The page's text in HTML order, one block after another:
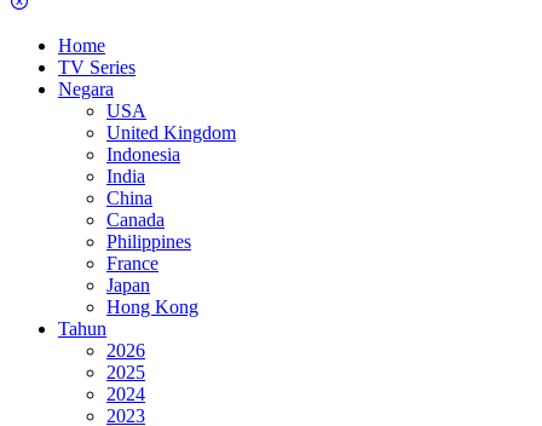
Home
TV Series
Negara
USA
United Kingdom
Indonesia
India
China
Canada
Philippines
France
Japan
Hong Kong
Tahun
2026
2025
2024
2023